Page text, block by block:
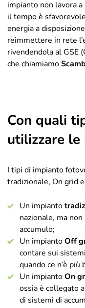
impianto non lavora
il tempo è
energia a
reimmettere in rete
rivendendola al GSE
che chiamiamo
Con quali
utilizzare
I tipi di impianto
tradizionale, On grid
Un impianto
nazionale, ma
accumulo;
Un impiantoOff
contare sui
quando ce n’è più
Un impiantoOn
ossia è collegato
di sistemi di